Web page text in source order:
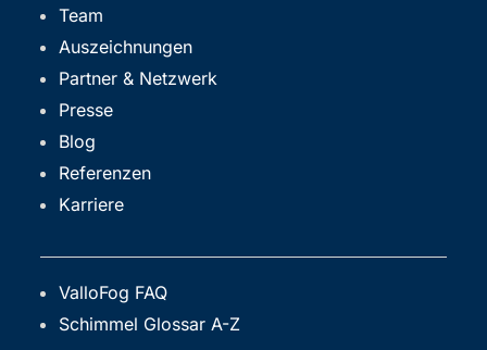
Team
Auszeichnungen
Partner & Netzwerk
Presse
Blog
Referenzen
Karriere
ValloFog FAQ
Schimmel Glossar A-Z